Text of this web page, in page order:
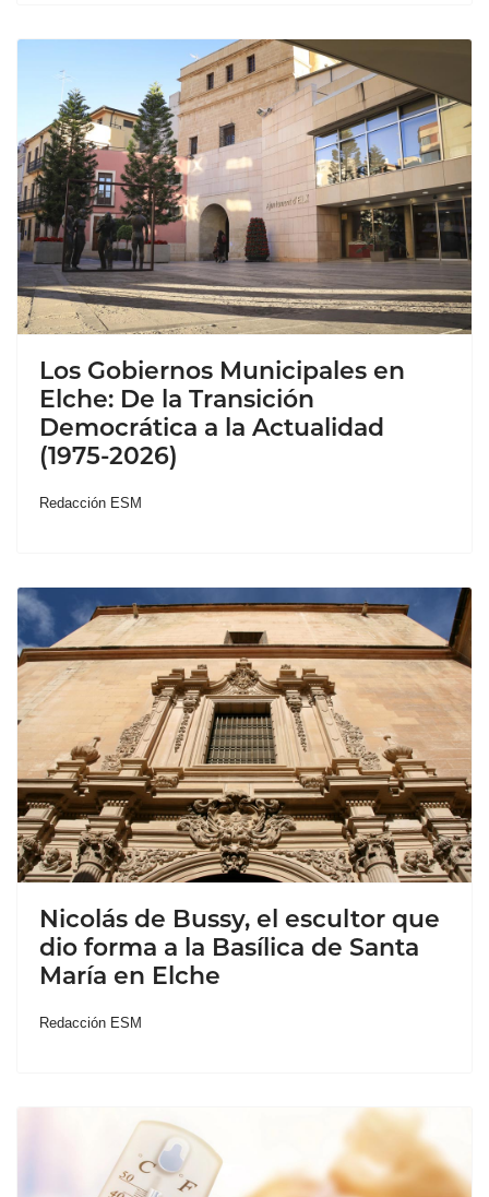
Los Gobiernos Municipales en
Elche: De la Transición
Democrática a la Actualidad
(1975-2026)
Redacción ESM
Nicolás de Bussy, el escultor que
dio forma a la Basílica de Santa
María en Elche
Redacción ESM